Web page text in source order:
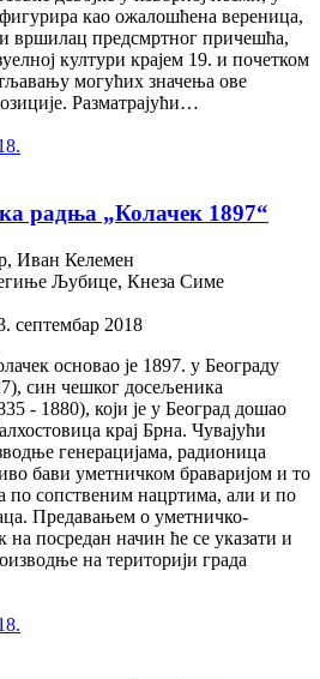
фигурира као ожалошћена вереница,
вршилац предсмртног причешћа,
култури крајем 19. и почетком
могућих значења ове
Разматрајући…
радња „Колачек 1897“
Иван Келемен
Љубице, Кнеза Симе
септембар 2018
основао је 1897. у Београду
син чешког досељеника
- 1880), који је у Београд дошао
крај Брна. Чувајући
генерацијама, радионица
бави уметничком браваријом и то
по сопственим нацртима, али и по
Предавањем о уметничко-
на посредан начин ће се указати и
на територији града